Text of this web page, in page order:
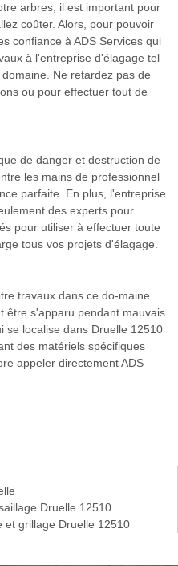
arbres, il est important pour
coûter. Alors, pour pouvoir
confiance à ADS Services qui
à l'entreprise d'élagage tel
Ne retardez pas de
ou pour effectuer tout de
de danger et destruction de
les mains de professionnel
parfaite. En plus, l'entreprise
des experts pour
pour utiliser à effectuer toute
tous vos projets d'élagage.
travaux dans ce do-maine
être s'apparu pendant mauvais
se localise dans Druelle 12510
des matériels spécifiques
appeler directement ADS
Druelle 12510
et grillage Druelle 12510